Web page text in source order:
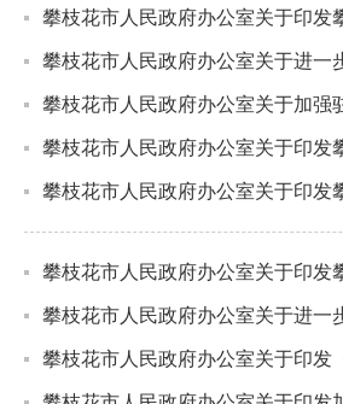
攀枝花市人民政府办公室关于印
攀枝花市人民政府办公室关于进一
攀枝花市人民政府办公室关于加强
攀枝花市人民政府办公室关于印发
攀枝花市人民政府办公室关于印发
攀枝花市人民政府办公室关于印发
攀枝花市人民政府办公室关于进一
攀枝花市人民政府办公室关于印发